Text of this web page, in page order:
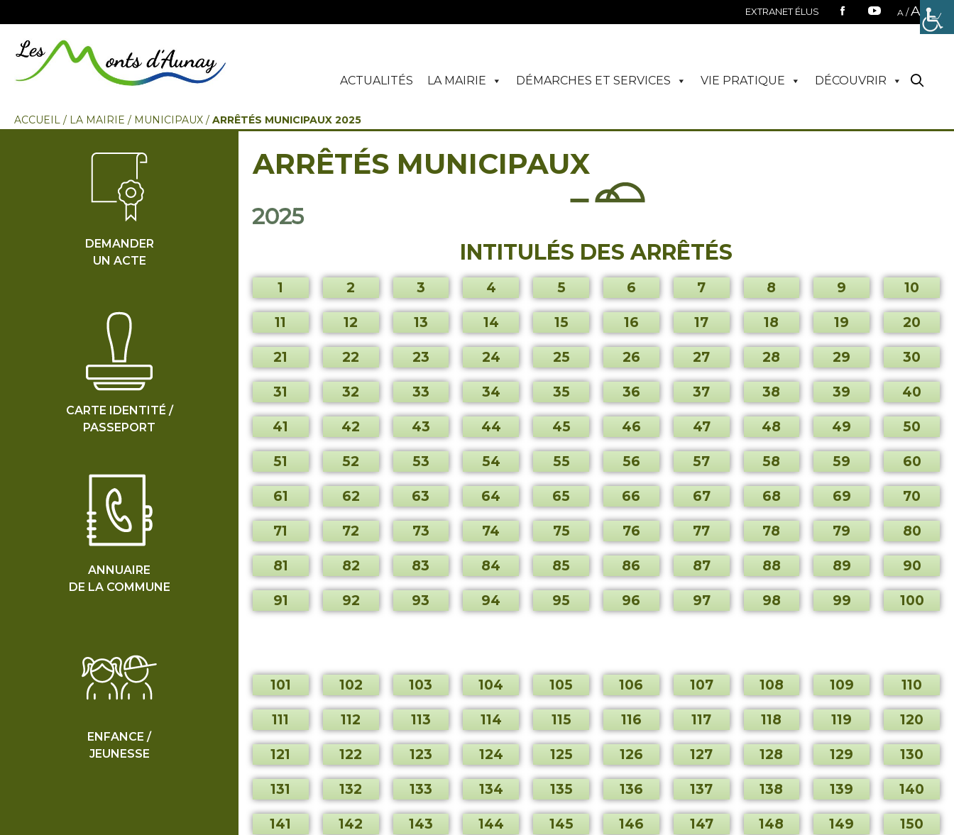
EXTRANET ÉLUS A /A
ACTUALITÉS LA MAIRIE DÉMARCHES ET SERVICES VIE PRATIQUE DÉCOUVRIR
ACCUEIL / LA MAIRIE / MUNICIPAUX / ARRÊTÉS MUNICIPAUX 2025
ARRÊTÉS MUNICIPAUX
2025
INTITULÉS DES ARRÊTÉS
1
11
21
31
41
51
61
71
81
91
2
12
22
32
42
52
62
72
82
92
3
13
23
33
43
53
63
73
83
93
4
14
24
34
44
54
64
74
84
94
5
15
25
35
45
55
65
75
85
95
6
16
26
36
46
56
66
76
86
96
7
17
27
37
47
57
67
77
87
97
8
18
28
38
48
58
68
78
88
98
9
19
29
39
49
59
69
79
89
99
10
20
30
40
50
60
70
80
90
100
101
111
121
131
141
102
112
122
132
142
103
113
123
133
143
104
114
124
134
144
105
115
125
135
145
106
116
126
136
146
107
117
127
137
147
108
118
128
138
148
109
119
129
139
149
110
120
130
140
150
DEMANDER
UN ACTE
CARTE IDENTITÉ /
PASSEPORT
ANNUAIRE
DE LA COMMUNE
ENFANCE /
JEUNESSE